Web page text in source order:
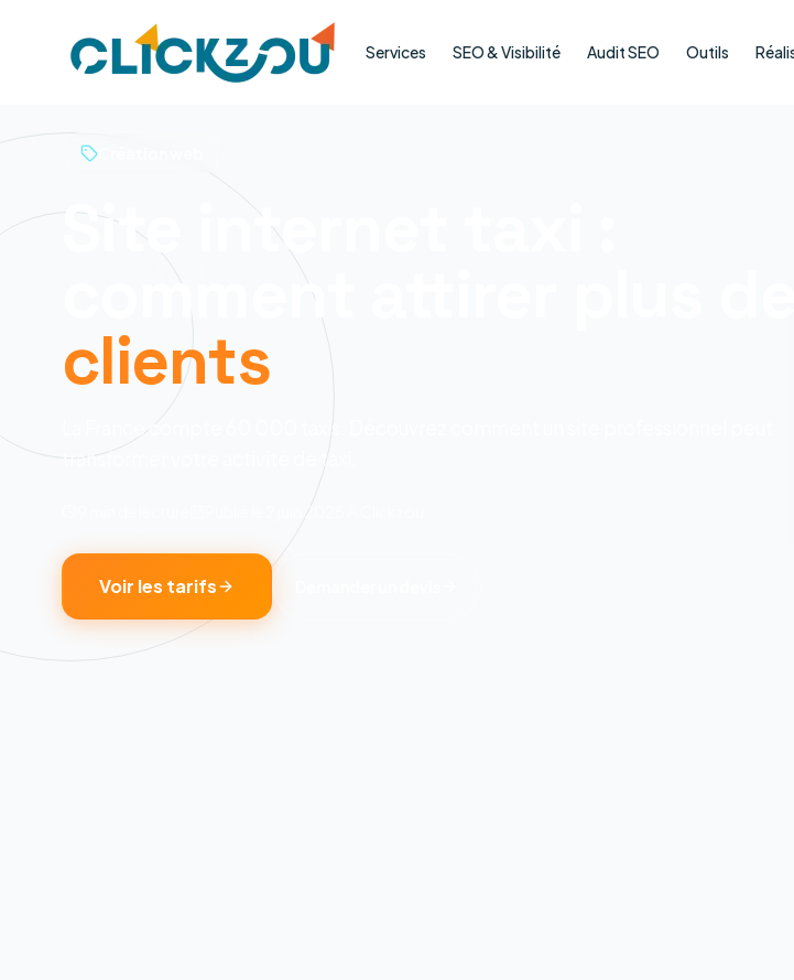
Services SEO & Visibilité Audit SEO Outils
Site internet taxi :
comment attirer plus de
clients
La France compte 60 000 taxis. Découvrez comment un site professionnel peut
transformer votre activité de taxi.
2 juin 2025
Voir les tarifs